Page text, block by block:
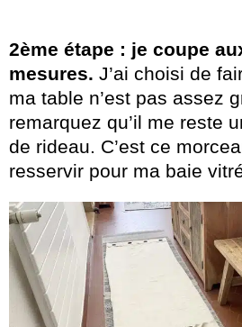
2ème étape : je coupe
mesures. J’ai choisi de
ma table n’est pas assez
remarquez qu’il me reste
de rideau. C’est ce
resservir pour ma baie